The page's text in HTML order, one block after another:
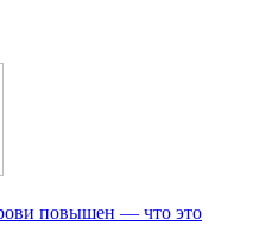
повышен — что это